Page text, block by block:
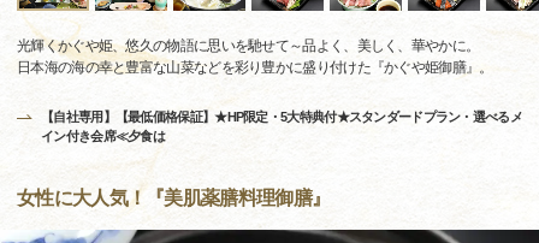
光輝くかぐや姫、悠久の物語に思いを馳せて～品よく、美しく、華やかに。
日本海の海の幸と豊富な山菜などを彩り豊かに盛り付けた『かぐや姫御膳』。
【自社専用】【最低価格保証】★HP限定・5大特典付★スタンダードプラン・選べるメ
イン付き会席≪夕食は
女性に大人気！『美肌薬膳料理御膳』